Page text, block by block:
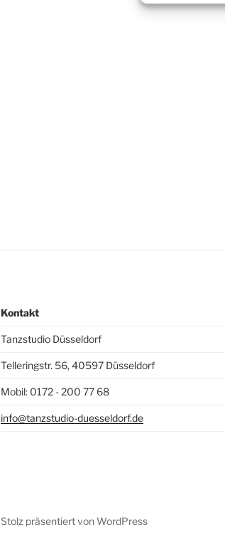
Kontakt
Tanzstudio Düsseldorf
Telleringstr. 56, 40597 Düsseldorf
Mobil: 0172 - 200 77 68
info@tanzstudio-duesseldorf.de
Stolz präsentiert von WordPress